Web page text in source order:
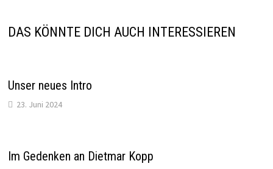
DAS KÖNNTE DICH AUCH INTERESSIEREN
Unser neues Intro
23. Juni 2024
Im Gedenken an Dietmar Kopp